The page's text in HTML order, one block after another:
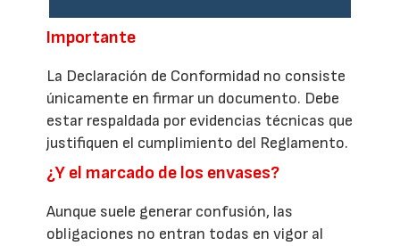
Importante
La Declaración de Conformidad no consiste
únicamente en firmar un documento. Debe
estar respaldada por evidencias técnicas que
justifiquen el cumplimiento del Reglamento.
¿Y el marcado de los envases?
Aunque suele generar confusión, las
obligaciones no entran todas en vigor al